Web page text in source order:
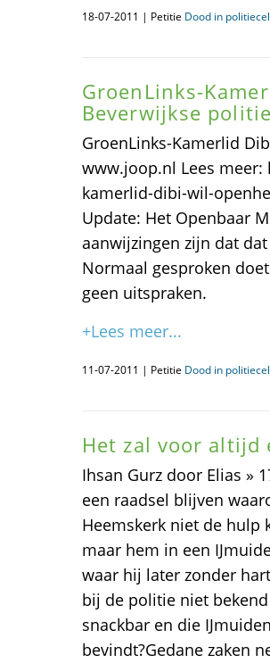
18-07-2011 | Petitie Dood in
GroenLinks-
Beverwijkse
GroenLinks-Kamerlid
www.joop.nl Lees
kamerlid-dibi-wil-
Update: Het Openbaar
aanwijzingen zijn dat
Normaal gesproken
geen uitspraken.
+Lees meer...
11-07-2011 | Petitie Dood in
Het zal voor altijd
Ihsan Gurz door Elias »
een raadsel blijven
Heemskerk niet de hulp
maar hem in een
waar hij later zonder
bij de politie niet
snackbar en die
bevindt?Gedane zaken